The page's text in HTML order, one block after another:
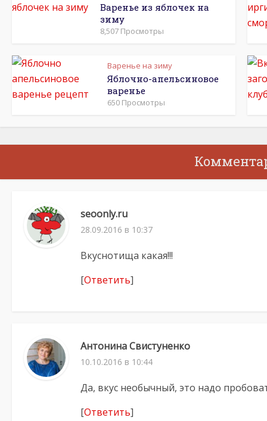
Варенье из яблочек на
зиму
8,507 Просмотры
Варенье на зиму
Яблочно-апельсиновое
варенье
650 Просмотры
seoonly.ru
28.09.2016 в 10:37
Вкуснотища какая!!!
[Ответить]
Антонина Свистуненко
10.10.2016 в 10:44
Да, вкус необычный, это надо
[Ответить]